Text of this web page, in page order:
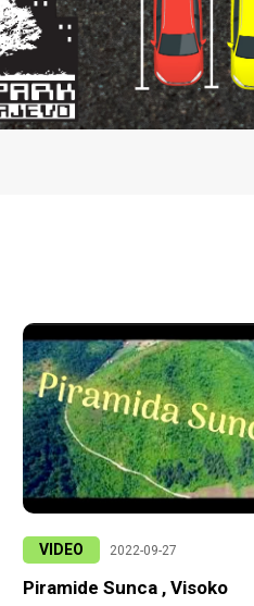
VIDEO 2022-09-27
Piramide Sunca , Visoko